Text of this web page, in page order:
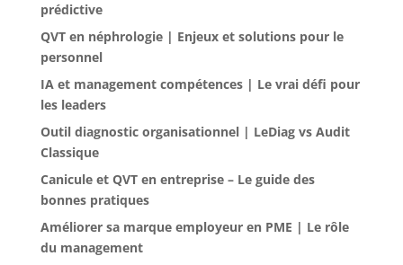
prédictive
QVT en néphrologie | Enjeux et solutions pour le
personnel
IA et management compétences | Le vrai défi pour
les leaders
Outil diagnostic organisationnel | LeDiag vs Audit
Classique
Canicule et QVT en entreprise – Le guide des
bonnes pratiques
Améliorer sa marque employeur en PME | Le rôle
du management